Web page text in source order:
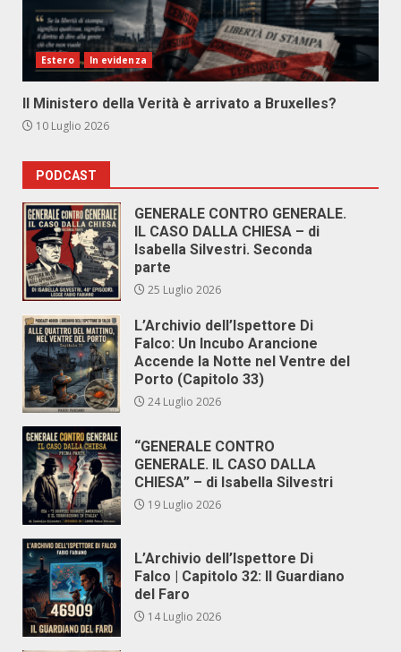
Estero In evidenza
Il Ministero della Verità è arrivato a Bruxelles?
10 Luglio 2026
PODCAST
GENERALE CONTRO GENERALE.
IL CASO DALLA CHIESA – di
Isabella Silvestri. Seconda
parte
25 Luglio 2026
L’Archivio dell’Ispettore Di
Falco: Un Incubo Arancione
Accende la Notte nel Ventre del
Porto (Capitolo 33)
24 Luglio 2026
“GENERALE CONTRO
GENERALE. IL CASO DALLA
CHIESA” – di Isabella Silvestri
19 Luglio 2026
L’Archivio dell’Ispettore Di
Falco | Capitolo 32: Il Guardiano
del Faro
14 Luglio 2026